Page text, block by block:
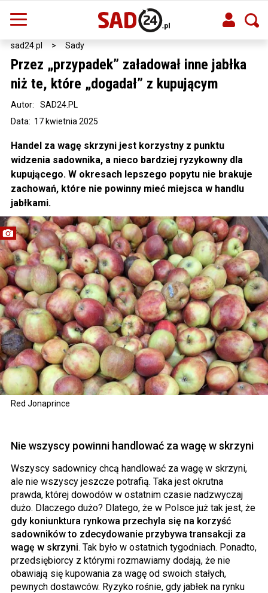
sad24.pl > Sady
Red Jonaprince
Przez „przypadek” załadował inne jabłka
niż te, które „dogadał” z kupującym
Data: 17 kwietnia 2025
Autor: SAD24.PL
Handel za wagę skrzyni jest korzystny z punktu
widzenia sadownika, a nieco bardziej ryzykowny dla
kupującego. W okresach lepszego popytu nie brakuje
zachowań, które nie powinny mieć miejsca w handlu
jabłkami.
Nie wszyscy powinni handlować za wagę w skrzyni
Wszyscy sadownicy chcą handlować za wagę w skrzyni,
ale nie wszyscy jeszcze potrafią. Taka jest okrutna
prawda, której dowodów w ostatnim czasie nadzwyczaj
dużo. Dlaczego dużo? Dlatego, że w Polsce już tak jest, że
gdy koniunktura rynkowa przechyla się na korzyść
sadowników to zdecydowanie przybywa transakcji za
wagę w skrzyni. Tak było w ostatnich tygodniach. Ponadto,
przedsiębiorcy z którymi rozmawiamy dodają, że nie
obawiają się kupowania za wagę od swoich stałych,
pewnych dostawców. Ryzyko rośnie, gdy jabłek na rynku